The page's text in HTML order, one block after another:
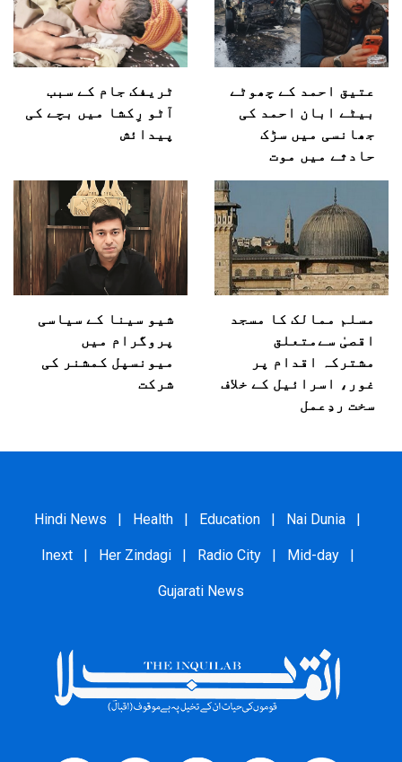
عتیق احمد کے چھوٹے
بیٹے ابان احمد کی
جھانسی میں سڑک
حادثے میں موت
ٹریفک جام کے سبب
آٹو رِکشا میں بچے کی
پیدائش
مسلم ممالک کا مسجد
اقصیٰ سےمتعلق
مشترکہ اقدام پر
غور، اسرائیل کے خلاف
سخت ردِعمل
شیو سینا کے سیاسی
پروگرام میں
میونسپل کمشنر کی
شرکت
Hindi News | Health | Education | Nai Dunia |
Inext | Her Zindagi | Radio City | Mid-day |
Gujarati News